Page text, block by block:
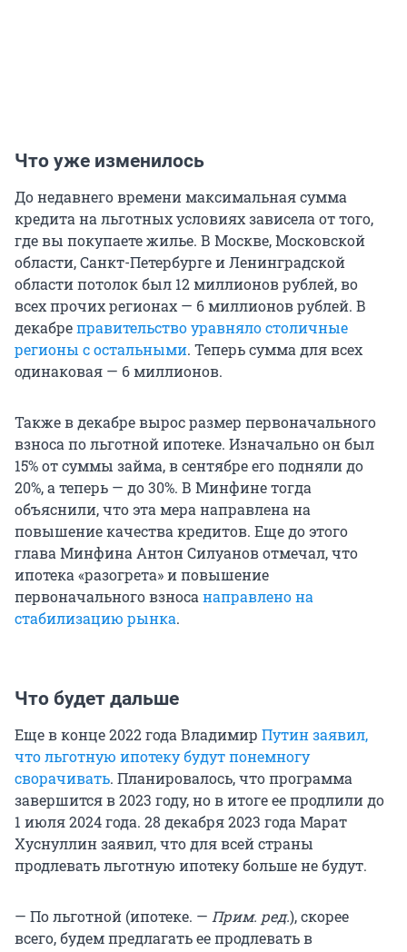
Что уже изменилось
До недавнего времени максимальная сумма
кредита на льготных условиях зависела от того,
где вы покупаете жилье. В Москве, Московской
области, Санкт-Петербурге и Ленинградской
области потолок был 12 миллионов рублей, во
всех прочих регионах — 6 миллионов рублей. В
декабреправительство уравняло столичные
регионы с остальными. Теперь сумма для всех
одинаковая — 6 миллионов.
Также в декабре вырос размер первоначального
взноса по льготной ипотеке. Изначально он был
15% от суммы займа, в сентябре его подняли до
20%, а теперь — до 30%. В Минфине тогда
объяснили, что эта мера направлена на
повышение качества кредитов. Еще до этого
глава Минфина Антон Силуанов отмечал, что
ипотека «разогрета» и повышение
первоначального взноса направлено на
стабилизацию рынка.
Что будет дальше
Еще в конце 2022 года Владимир Путин заявил,
что льготную ипотеку будут понемногу
сворачивать. Планировалось, что программа
завершится в 2023 году, но в итоге ее продлили до
1 июля 2024 года. 28 декабря 2023 года Марат
Хуснуллин заявил, что для всей страны
продлевать льготную ипотеку больше не будут.
— По льготной (ипотеке. — Прим. ред.), скорее
всего, будем предлагать ее продлевать в